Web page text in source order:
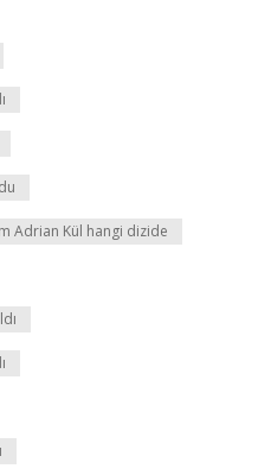
Adrian Kül hangi dizide